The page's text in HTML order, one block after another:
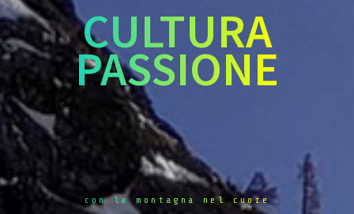
CULTURA
PASSIONE
con la montagna nel cuore